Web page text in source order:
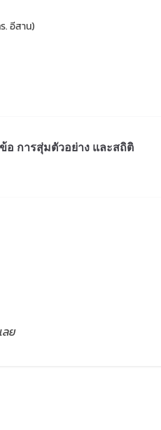
. อีสาน)
อ การสุ่มตัวอย่าง และสถิติ
ลย